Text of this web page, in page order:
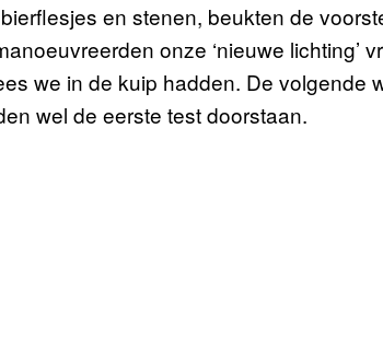
en stenen, beukten de
onze ‘nieuwe lichting’
we in de kuip hadden. De volgende
wel de eerste test doorstaan.